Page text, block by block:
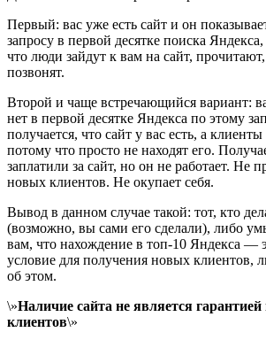
Первый: вас уже есть сайт и он
запросу в первой десятке поиска
что люди зайдут к вам на сайт,
позвонят.
Второй и чаще встречающийся вариант:
нет в первой десятке Яндекса по этому
получается, что сайт у вас есть, а клиенты
потому что просто не находят его.
заплатили за сайт, но он не работает. Не
новых клиентов. Не окупает себя.
Вывод в данном случае такой: тот, кто
(возможно, вы сами его сделали), либо
вам, что нахождение в топ-10 Яндекса —
условие для получения новых клиентов,
об этом.
\»Наличие сайта не является
клиентов\»